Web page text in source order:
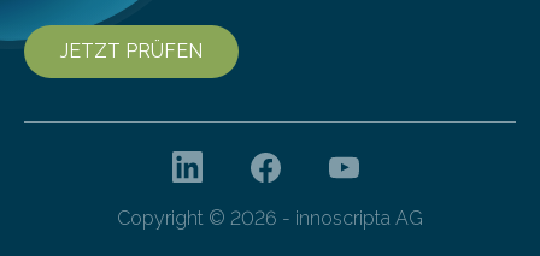
JETZT PRÜFEN
Copyright © 2026 - innoscripta AG